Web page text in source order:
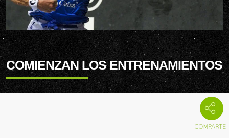
COMIENZAN LOS ENTRENAMIENTOS